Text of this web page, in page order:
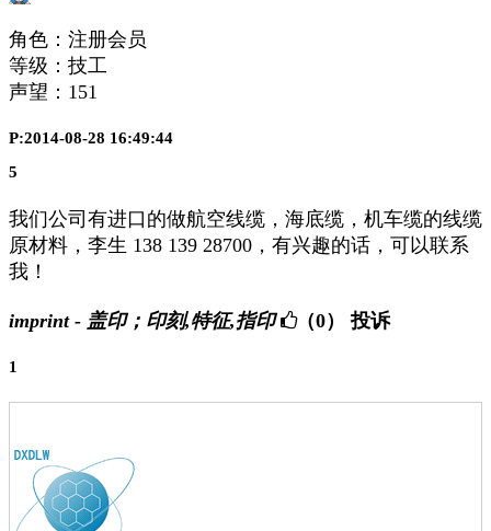
角色：注册会员
等级：技工
声望： 151
P:2014-08-28 16:49:44
5
我们公司有进口的做航空线缆，海底缆，机车缆的线缆
原材料，李生 138 139 28700，有兴趣的话，可以联系
我！
imprint - 盖印；印刻,特征,指印 （0） 投诉
1